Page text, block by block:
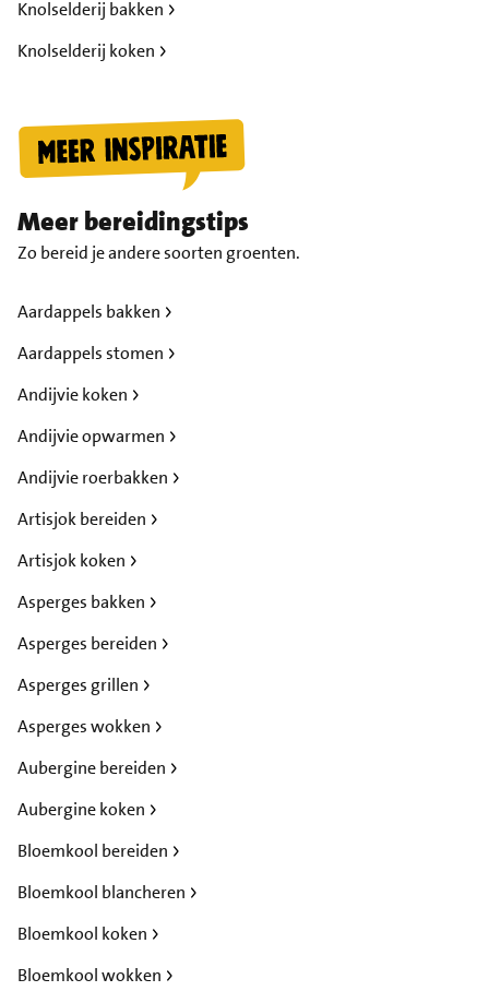
Knolselderij bakken
Knolselderij koken
Meer bereidingstips
Zo bereid je andere soorten groenten.
Aardappels bakken
Aardappels stomen
Andijvie koken
Andijvie opwarmen
Andijvie roerbakken
Artisjok bereiden
Artisjok koken
Asperges bakken
Asperges bereiden
Asperges grillen
Asperges wokken
Aubergine bereiden
Aubergine koken
Bloemkool bereiden
Bloemkool blancheren
Bloemkool koken
Bloemkool wokken